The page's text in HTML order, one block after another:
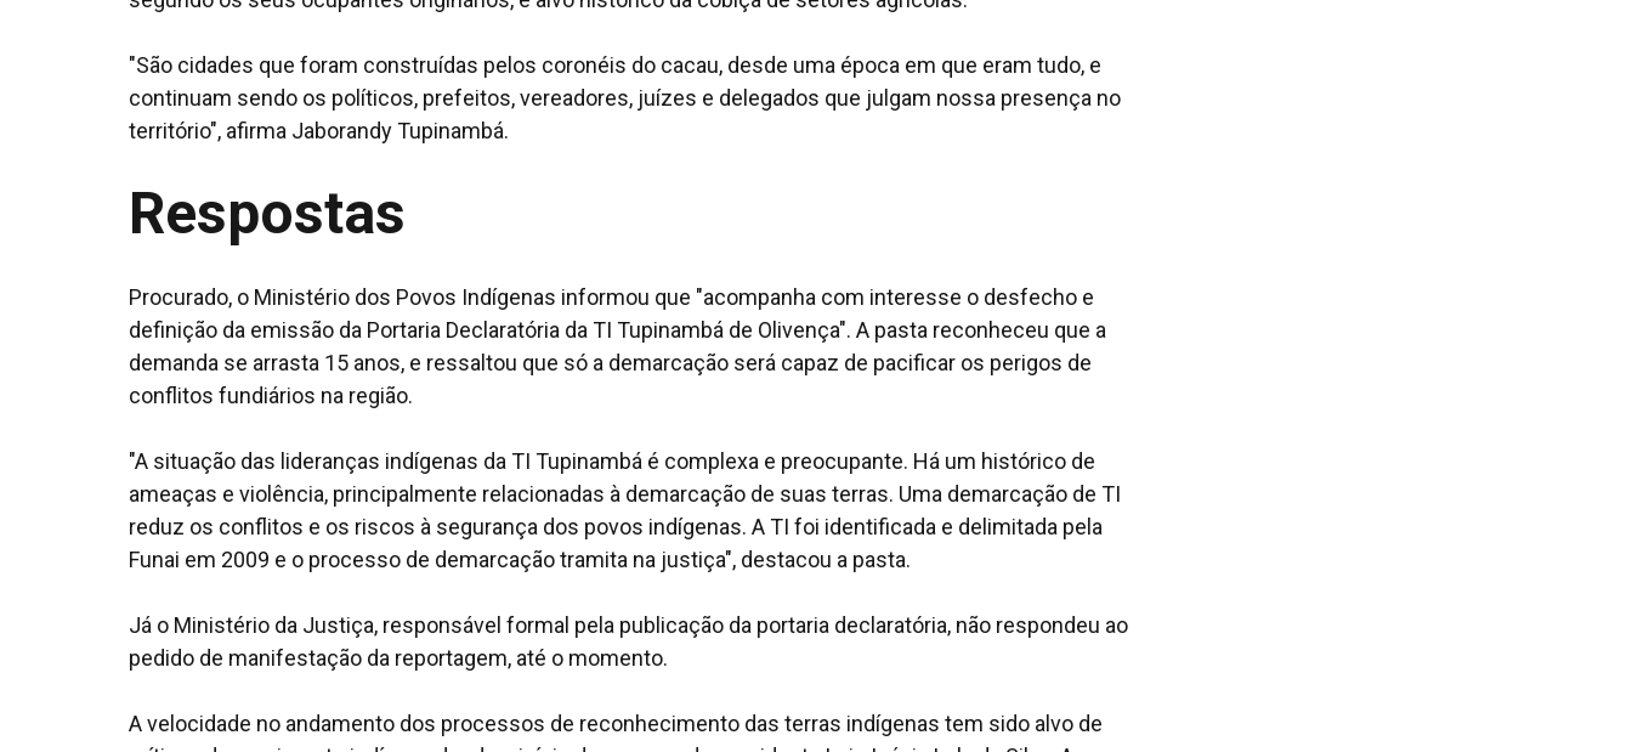
"São cidades que foram construídas pelos coronéis do cacau, desde uma época em que eram tudo, e
continuam sendo os políticos, prefeitos, vereadores, juízes e delegados que julgam nossa presença no
território", afirma Jaborandy Tupinambá.
Respostas
Procurado, o Ministério dos Povos Indígenas informou que "acompanha com interesse o desfecho e
definição da emissão da Portaria Declaratória da TI Tupinambá de Olivença". A pasta reconheceu que a
demanda se arrasta 15 anos, e ressaltou que só a demarcação será capaz de pacificar os perigos de
conflitos fundiários na região.
"A situação das lideranças indígenas da TI Tupinambá é complexa e preocupante. Há um histórico de
ameaças e violência, principalmente relacionadas à demarcação de suas terras. Uma demarcação de TI
reduz os conflitos e os riscos à segurança dos povos indígenas. A TI foi identificada e delimitada pela
Funai em 2009 e o processo de demarcação tramita na justiça", destacou a pasta.
Já o Ministério da Justiça, responsável formal pela publicação da portaria declaratória, não respondeu ao
pedido de manifestação da reportagem, até o momento.
A velocidade no andamento dos processos de reconhecimento das terras indígenas tem sido alvo de